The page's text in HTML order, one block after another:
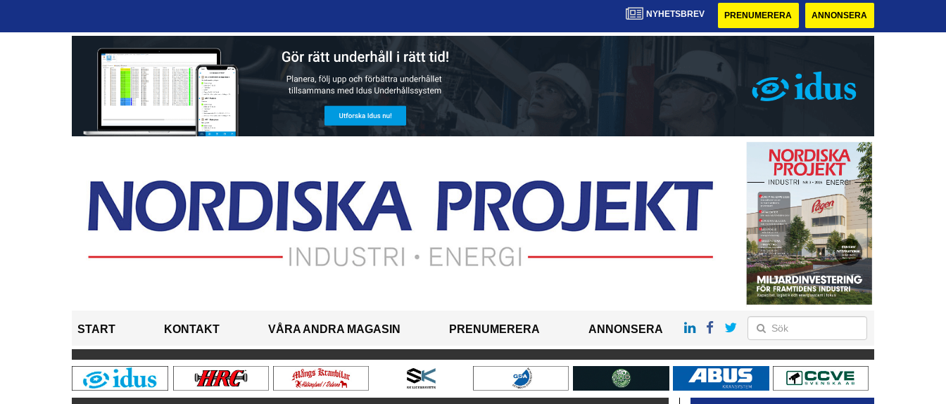
NYHETSBREV PRENUMERERA ANNONSERA
START KONTAKT VÅRA ANDRA MAGASIN PRENUMERERA ANNONSERA